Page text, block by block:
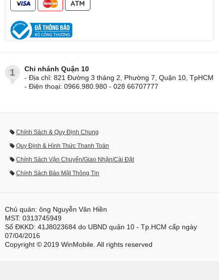
1
Chi nhánh Quận 10
- Địa chỉ: 821 Đường 3 tháng 2, Phường 7, Quận 10, TpHCM
- Điện thoại: 0966.980.980 - 028 66707777
Chính Sách & Quy Định Chung
Quy Định & Hình Thức Thanh Toán
Chính Sách Vận Chuyển/Giao Nhận/Cài Đặt
Chính Sách Bảo Mật Thông Tin
Chủ quản: ông Nguyễn Văn Hiền
MST: 0313745949
Số ĐKKD: 41J8023684 do UBND quận 10 - Tp.HCM cấp ngày
07/04/2016
Copyright © 2019 WinMobile. All rights reserved